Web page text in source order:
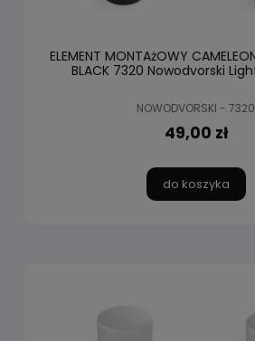
ELEMENT MONTAżOWY
BLACK 7320 Nowodvorski
NOWODVORSKI - 7320
49,00 zł
do koszyka